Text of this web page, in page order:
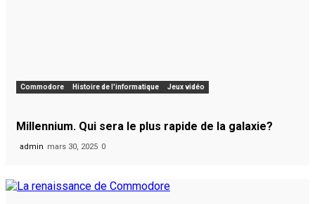
Commodore Histoire de l'informatique Jeux vidéo
Millennium. Qui sera le plus rapide de la galaxie?
admin mars 30, 2025 0